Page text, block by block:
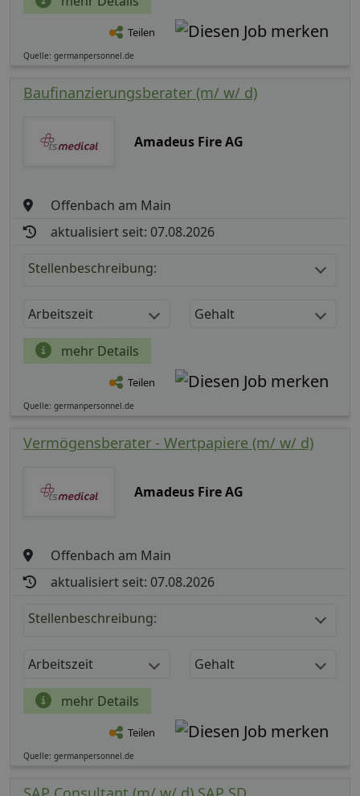
Teilen
Quelle: germanpersonnel.de
Baufinanzierungsberater (m/ w/ d)
Amadeus Fire AG
Offenbach am Main
aktualisiert seit: 07.08.2026
Stellenbeschreibung:
Arbeitszeit Gehalt
mehr Details
Teilen
Quelle: germanpersonnel.de
Vermögensberater - Wertpapiere (m/ w/ d)
Amadeus Fire AG
Offenbach am Main
aktualisiert seit: 07.08.2026
Stellenbeschreibung:
Arbeitszeit Gehalt
mehr Details
Teilen
Quelle: germanpersonnel.de